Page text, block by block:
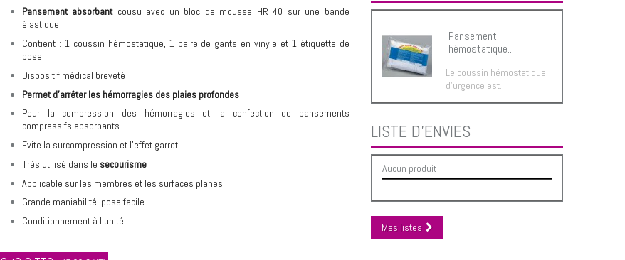
Pansement absorbantcousu avec un bloc de mousse HR 40 sur une bande
élastique
Contient : 1 coussin hémostatique, 1 paire de gants en vinyle et 1 étiquette de
pose
Dispositif médical breveté
Permet d’arrêter les hémorragies des plaies profondes
Pour la compression des hémorragies et la confection de pansements
compressifs absorbants
Evite la surcompression et l’effet garrot
Très utilisé dans le secourisme
Applicable sur les membres et les surfaces planes
Grande maniabilité, pose facile
Conditionnement à l’unité
Pansement
hémostatique...
Le coussin hémostatique
d'urgence est...
LISTE D'ENVIES
Aucun produit
Mes listes